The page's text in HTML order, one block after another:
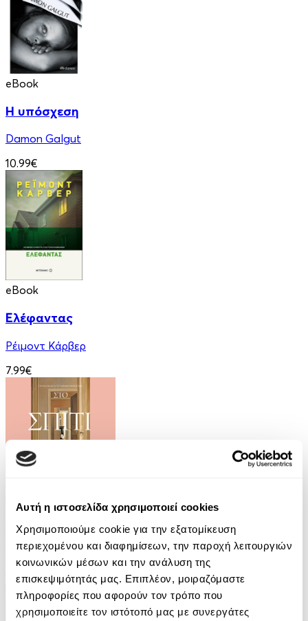
Αυτή η ιστοσελίδα χρησιμοποιεί cookies
Χρησιμοποιούμε cookie για την εξατομίκευση
περιεχομένου και διαφημίσεων, την παροχή λειτουργιών
κοινωνικών μέσων και την ανάλυση της
επισκεψιμότητάς μας. Επιπλέον, μοιραζόμαστε
πληροφορίες που αφορούν τον τρόπο που
χρησιμοποιείτε τον ιστότοπό μας με συνεργάτες
eBook
Η υπόσχεση
Damon Galgut
10.99€
eBook
Ελέφαντας
Ρέιμοντ Κάρβερ
7.99€
Στο Σπίτι Της
Yael Van Der Wouden
16.90€